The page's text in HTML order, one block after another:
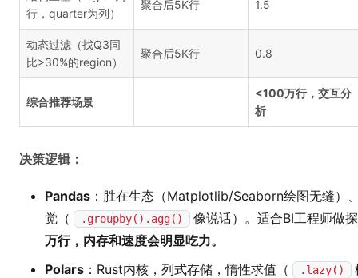
行，quarter为列）
聚合后5K行 1.5
动态过滤（找Q3同
比>30%的region）
聚合后5K行 0.8
综合推荐场景
<100万行，交互分
析
决策逻辑：
Pandas ：胜在生态（Matplotlib/Seaborn绘图无缝）
觉（
.groupby().agg()
像说话）。适合BI工程师做
万行，内存和速度会明显吃力。
Polars ：Rust内核，列式存储，惰性求值（ .lazy()